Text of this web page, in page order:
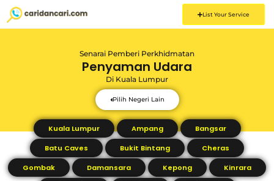
List Your Service
Senarai Pemberi Perkhidmatan
Penyaman Udara
Di Kuala Lumpur
Pilih Negeri Lain
Kuala Lumpur Ampang
Bangsar
Batu Caves
Bukit Bintang
Cheras
Gombak
Damansara Kepong
Kinrara